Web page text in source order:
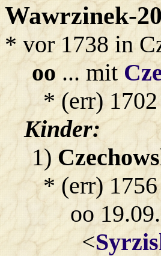
Wawrzinek-
* vor 1738 in
oo... mit
* (err)
Kinder:
1)
* (err)
oo
<